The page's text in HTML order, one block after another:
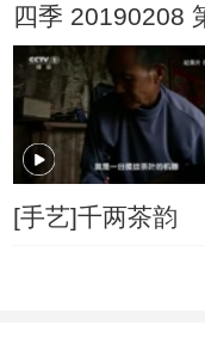
四季 20190208
场
[手艺]千两茶韵